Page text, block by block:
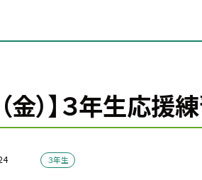
（金）】３年生応
３年生